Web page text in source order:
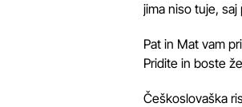
jima niso tuje,
Pat in Mat vam
Pridite in boste
Češkoslovaška